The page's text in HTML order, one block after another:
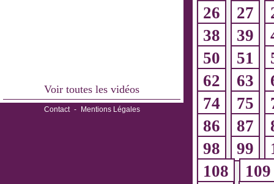
Voir toutes les vidéos
Contact - Mentions Légales
26
27
38
39
50
51
62
63
74
75
86
87
98
99
108
109